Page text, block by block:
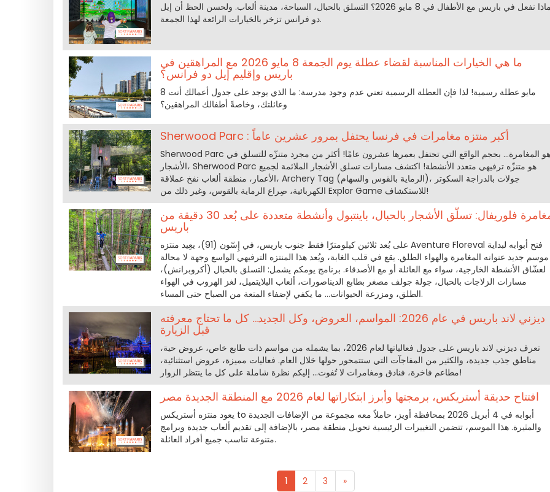
ماذا نفعل في باريس مع الأطفال في 8 مايو 2026؟ التسلق بالحبال، السباحة، مدينة ألعاب. ولحسن الحظ أن إيل
دو فرانس تزخر بالخيارات الرائعة لهذا الجمعة.
ما هي الخيارات المناسبة لقضاء عطلة يوم الجمعة 8 مايو 2026 مع المراهقين في
باريس وإقليم إيل دو فرانس؟
8 مايو عطلة رسمية! لذا فإن العطلة الرسمية تعني عدم وجود مدرسة: ما الذي يوجد على جدول أعمالك أنت
وعائلتك، وخاصةً أطفالك المراهقين؟
Sherwood Parc : أكبر منتزه مغامرات في فرنسا يحتفل بمرور عشرين عاماً
Sherwood Parc هو المغامرة... بحجم الواقع التي تحتفل بعمرها عشرون عامًا! أكثر من مجرد متنزّه للتسلق في
الأشجار، Sherwood Parc هو متنزّه ترفيهي متعدد الأنشطة! اكتشف مسارات تسلق الأشجار الملائمة لجميع
الأعمار، منطقة ألعاب نفخ عملاقة، Archery Tag (الرماية بالقوس والسهام)، جولات بالدراجة السكوتر
الكهربائية، صِراع الرماية بالقوس، وغير ذلك من Explor Game للاستكشاف!
مغامرة فلوريفال: تسلّق الأشجار بالحبال، باينتبول وأنشطة متعددة على بُعد 30 دقيقة من
باريس
على بُعد ثلاثين كيلومترًا فقط جنوب باريس، في إِسّون (91)، يعِيد منتزه Aventure Floreval فتح أبوابه لبداية
موسم جديد عنوانه المغامرة والهواء الطلق. يقع في قلب الغابة، ويُعد هذا المنتزه الترفيهي الواسع وجهة لا محالة
لعشّاق الأنشطة الخارجية، سواء مع العائلة أو مع الأصدقاء. برنامج يومكم يشمل: التسلق بالحبال (أكروبرانش)،
مسارات الزلاجات بالحبال، جولة جولف مصغر بطابع الديناصورات، ألعاب البلايتميل، لغز الهروب في الهواء
الطلق، ومزرعة الحيوانات… ما يكفي لإضفاء المتعة من الصباح حتى المساء.
ديزني لاند باريس في عام 2026: المواسم، العروض، وكل الجديد... كل ما تحتاج معرفته
قبل الزيارة
تعرف ديزني لاند باريس على جدول فعالياتها لعام 2026، بما يشمله من مواسم ذات طابع خاص، عروض حية،
مناطق جذب جديدة، والكثير من المفاجآت التي ستتمحور حولها خلال العام. فعاليات مميزة، عروض استثنائية،
مطاعم فاخرة، فنادق ومغامرات لا تُفوت… إليكم نظرة شاملة على كل ما ينتظر الزوار!
افتتاح حديقة أستريكس، برمجتها وأبرز ابتكاراتها لعام 2026 مع المنطقة الجديدة مصر
يعود منتزه أستريكس to أبوابه في 4 أبريل 2026 بمحافظة أويز، حاملاً معه مجموعة من الإضافات الجديدة
والمثيرة. هذا الموسم، تتضمن التغييرات الرئيسية تحويل منطقة مصر، بالإضافة إلى تقديم ألعاب جديدة وبرامج
متنوعة تناسب جميع أفراد العائلة.
1 2 3 »